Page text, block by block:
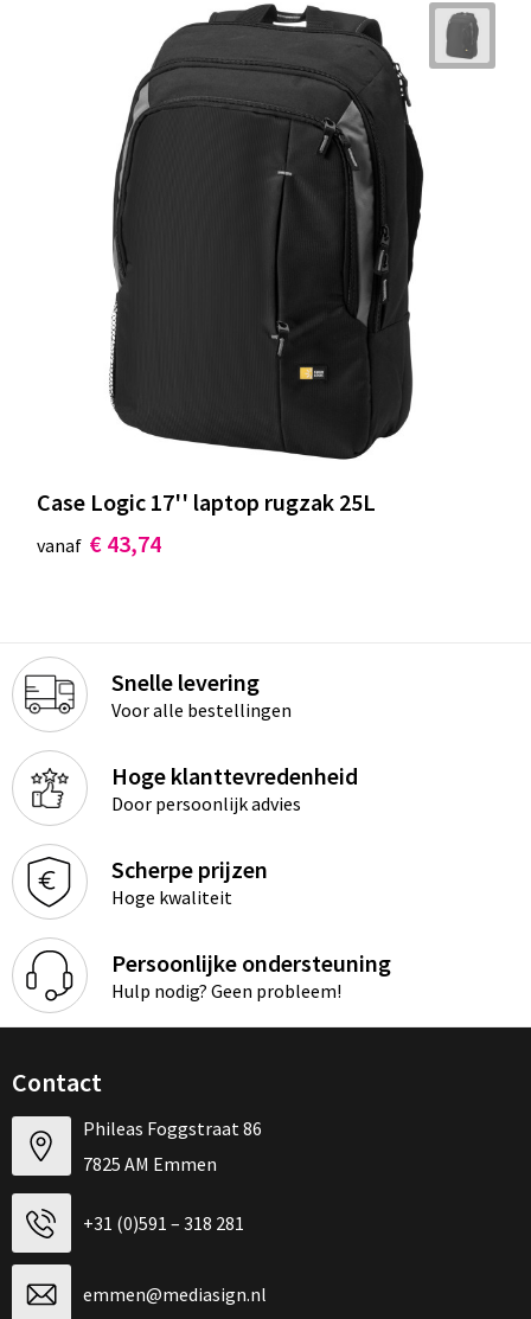
Case Logic 17'' laptop rugzak 25L
vanaf € 43,74
Snelle levering
Voor alle bestellingen
Hoge klanttevredenheid
Door persoonlijk advies
Scherpe prijzen
Hoge kwaliteit
Persoonlijke ondersteuning
Hulp nodig? Geen probleem!
Contact
Phileas Foggstraat 86
7825 AM Emmen
+31 (0)591 – 318 281
emmen@mediasign.nl